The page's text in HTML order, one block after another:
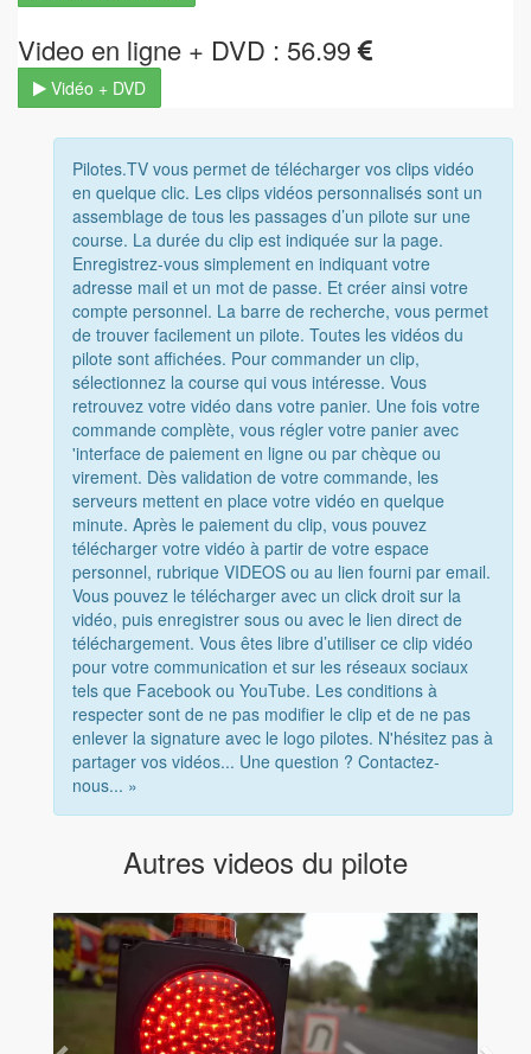
Video en ligne + DVD : 56.99
Vidéo + DVD
Pilotes.TV vous permet de télécharger vos clips vidéo
en quelque clic. Les clips vidéos personnalisés sont un
assemblage de tous les passages d’un pilote sur une
course. La durée du clip est indiquée sur la page.
Enregistrez-vous simplement en indiquant votre
adresse mail et un mot de passe. Et créer ainsi votre
compte personnel. La barre de recherche, vous permet
de trouver facilement un pilote. Toutes les vidéos du
pilote sont affichées. Pour commander un clip,
sélectionnez la course qui vous intéresse. Vous
retrouvez votre vidéo dans votre panier. Une fois votre
commande complète, vous régler votre panier avec
'interface de paiement en ligne ou par chèque ou
virement. Dès validation de votre commande, les
serveurs mettent en place votre vidéo en quelque
minute. Après le paiement du clip, vous pouvez
télécharger votre vidéo à partir de votre espace
personnel, rubrique VIDEOS ou au lien fourni par email.
Vous pouvez le télécharger avec un click droit sur la
vidéo, puis enregistrer sous ou avec le lien direct de
téléchargement. Vous êtes libre d’utiliser ce clip vidéo
pour votre communication et sur les réseaux sociaux
tels que Facebook ou YouTube. Les conditions à
respecter sont de ne pas modifier le clip et de ne pas
enlever la signature avec le logo pilotes. N'hésitez pas à
partager vos vidéos... Une question ? Contactez-
nous... »
Autres videos du pilote